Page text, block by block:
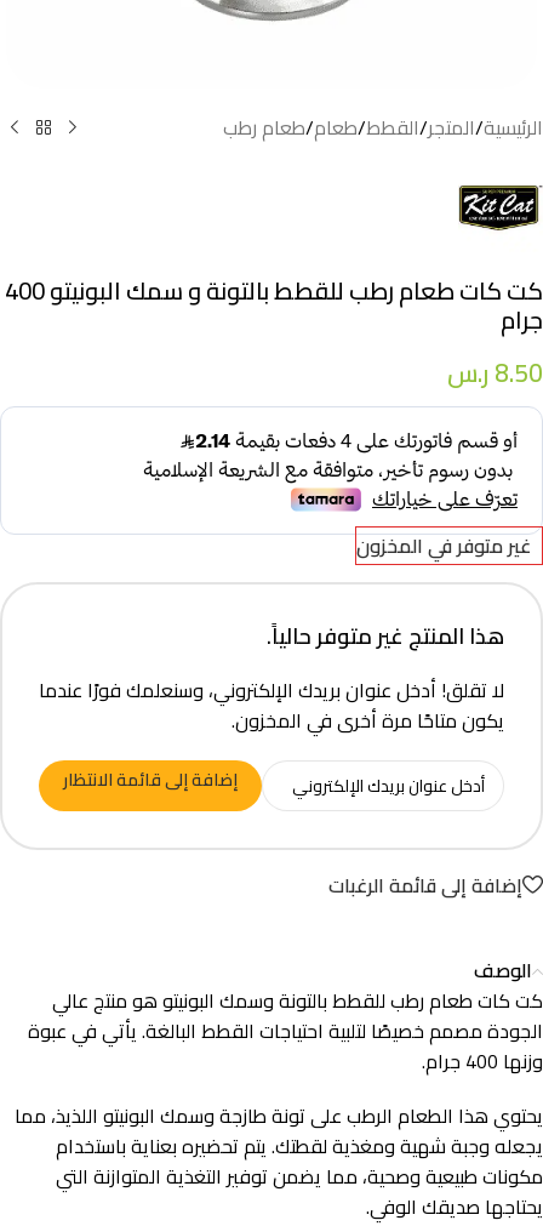
الرئيسية/المتجر/القطط/طعام/طعام رطب
كت كات طعام رطب للقطط بالتونة و سمك البونيتو 400
جرام
8.50ر.س
غير متوفر في المخزون
هذا المنتج غير متوفر حالياً.
لا تقلق! أدخل عنوان بريدك الإلكتروني، وسنعلمك فورًا عندما
يكون متاحًا مرة أخرى في المخزون.
إضافة إلى قائمة الانتظار
إضافة إلى قائمة الرغبات
الوصف
كت كات طعام رطب للقطط بالتونة وسمك البونيتو هو منتج عالي
الجودة مصمم خصيصًا لتلبية احتياجات القطط البالغة. يأتي في عبوة
وزنها 400 جرام.
يحتوي هذا الطعام الرطب على تونة طازجة وسمك البونيتو اللذيذ، مما
يجعله وجبة شهية ومغذية لقطتك. يتم تحضيره بعناية باستخدام
مكونات طبيعية وصحية، مما يضمن توفير التغذية المتوازنة التي
يحتاجها صديقك الوفي.